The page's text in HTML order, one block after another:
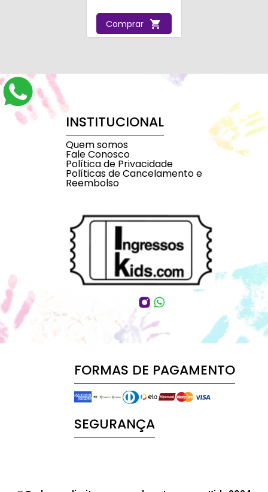
Comprar
INSTITUCIONAL
Quem somos
Fale Conosco
Política de Privacidade
Políticas de Cancelamento e
Reembolso
FORMAS DE PAGAMENTO
SEGURANÇA